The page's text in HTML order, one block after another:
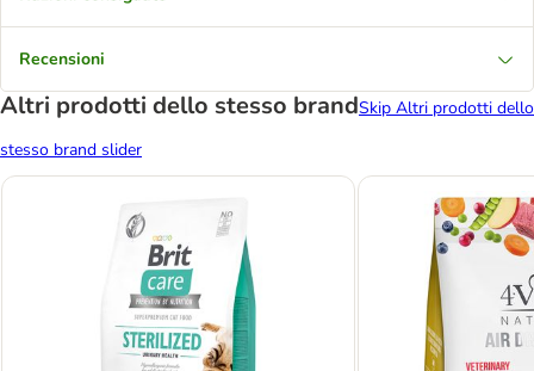
Recensioni
Altri prodotti dello stesso brandSkip Altri prodotti dello
stesso brand slider